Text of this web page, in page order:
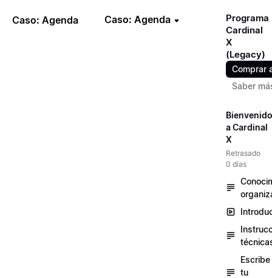
Caso: Agenda Caso: Agenda
Programa
Cardinal
X
(Legacy)
Comprar
Saber
Bienvenido
a Cardinal
X
Retrasado
0 días
Escribe
tu